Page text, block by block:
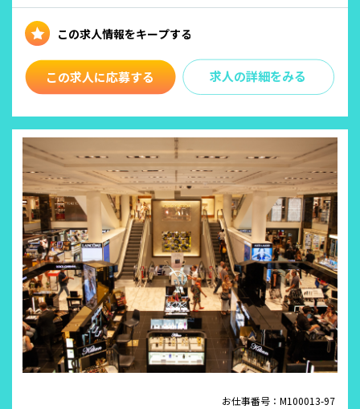
求人の詳細をみる
お仕事番号：M100013-97